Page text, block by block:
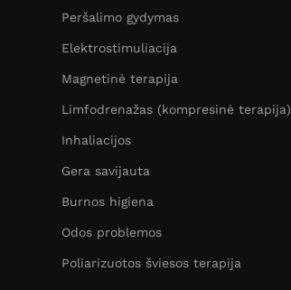
Peršalimo gydymas
Elektrostimuliacija
Magnetinė terapija
Limfodrenažas (kompresinė terapija)
Inhaliacijos
Gera savijauta
Burnos higiena
Odos problemos
Poliarizuotos šviesos terapija